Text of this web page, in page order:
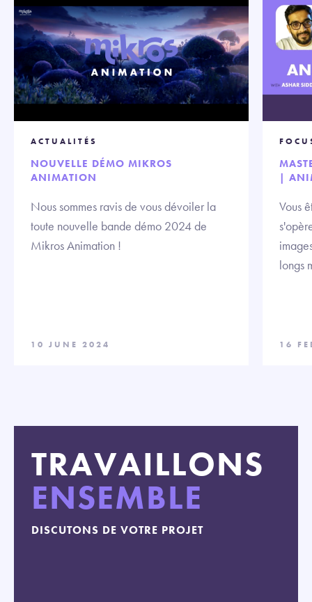
ACTUALITÉS
NOUVELLE DÉMO MIKROS
ANIMATION
Nous sommes ravis de vous dévoiler la
toute nouvelle bande démo 2024 de
Mikros Animation !
10 JUNE 2024
|
Vous
longs
16
TRAVAILLONS
ENSEMBLE
DISCUTONS DE VOTRE PROJET